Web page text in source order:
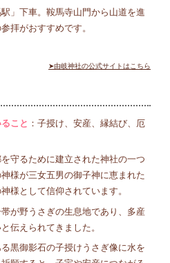
駅」下車。鞍馬寺山門から山道を進
拝がおすすめです。
➤由岐神社の公式サイトはこちら
こと ：子授け、安産、縁結び、厄
守るために建立された神社の一つ
様が三女五男の御子神に恵まれた
様として信仰されています。
が野うさぎの生息地であり、多産
伝えられてきました。
黒御影石の子授けうさぎ像に水を